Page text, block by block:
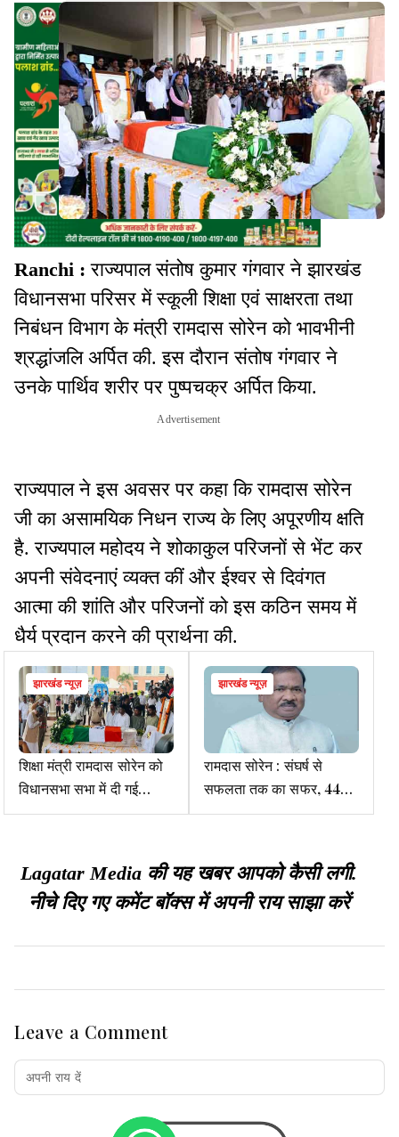
Ranchi :राज्यपाल संतोष कुमार गंगवार ने झारखंड
विधानसभा परिसर में स्कूली शिक्षा एवं साक्षरता तथा
निबंधन विभाग के मंत्री रामदास सोरेन को भावभीनी
श्रद्धांजलि अर्पित की. इस दौरान संतोष गंगवार ने
उनके पार्थिव शरीर पर पुष्पचक्र अर्पित किया.
Advertisement
राज्यपाल ने इस अवसर पर कहा कि रामदास सोरेन
जी का असामयिक निधन राज्य के लिए अपूरणीय क्षति
है. राज्यपाल महोदय ने शोकाकुल परिजनों से भेंट कर
अपनी संवेदनाएं व्यक्त कीं और ईश्वर से दिवंगत
आत्मा की शांति और परिजनों को इस कठिन समय में
धैर्य प्रदान करने की प्रार्थना की.
झारखंड न्यूज़
शिक्षा मंत्री रामदास सोरेन को
विधानसभा सभा में दी गई
श्रद्धांजलि
झारखंड न्यूज़
रामदास सोरेन : संघर्ष से
सफलता तक का सफर, 44
वर्षों बाद मंत्री पद की कुर्सी तक
Lagatar Media की यह खबर आपको कैसी लगी.
नीचे दिए गए कमेंट बॉक्स में अपनी राय साझा करें
Leave a Comment